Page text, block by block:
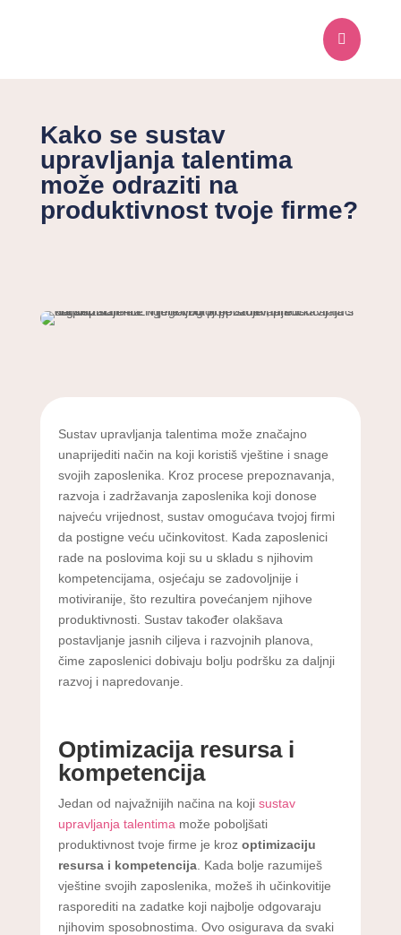

Kako se sustav
upravljanja talentima
može odraziti na
produktivnost tvoje firme?
Sustav upravljanja talentima može značajno
unaprijediti način na koji koristiš vještine i snage
svojih zaposlenika. Kroz procese prepoznavanja,
razvoja i zadržavanja zaposlenika koji donose
najveću vrijednost, sustav omogućava tvojoj firmi
da postigne veću učinkovitost. Kada zaposlenici
rade na poslovima koji su u skladu s njihovim
kompetencijama, osjećaju se zadovoljnije i
motiviranije, što rezultira povećanjem njihove
produktivnosti. Sustav također olakšava
postavljanje jasnih ciljeva i razvojnih planova,
čime zaposlenici dobivaju bolju podršku za daljnji
razvoj i napredovanje.
Optimizacija resursa i
kompetencija
Jedan od najvažnijih načina na koji sustav
upravljanja talentima može poboljšati
produktivnost tvoje firme je kroz optimizaciju
resursa i kompetencija. Kada bolje razumiješ
vještine svojih zaposlenika, možeš ih učinkovitije
rasporediti na zadatke koji najbolje odgovaraju
njihovim sposobnostima. Ovo osigurava da svaki